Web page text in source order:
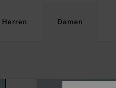
Herren Damen